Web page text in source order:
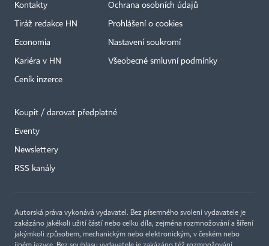
Kontakty
Tiráž redakce HN
Economia
Kariéra v HN
Ceník inzerce
Ochrana osobních údajů
Prohlášení o cookies
Nastavení soukromí
Všeobecné smluvní podmínky
Koupit / darovat předplatné
Eventy
Newslettery
RSS kanály
Autorská práva vykonává vydavatel. Bez písemného svolení vydavatele je
zakázáno jakékoli užití částí nebo celku díla, zejména rozmnožování a šíření
jakýmkoli způsobem, mechanickým nebo elektronickým, v českém nebo